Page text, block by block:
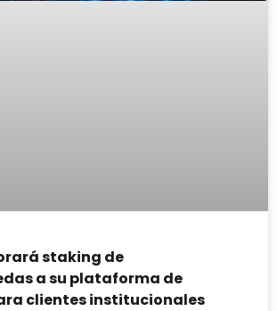
staking de
a su plataforma de
clientes institucionales